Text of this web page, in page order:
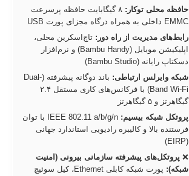
حافظه محلی توکار:
۸ گیگابایت حافظه پرسرعت
EMMC داخلی به همراه درگاه مجزای پورت USB
رابط‌های مدیریت از راه دور: تاچ‌اسکرین محلی،
اپلیکیشن موبایل (Bambu Handy) و نرم‌افزار
دسکتاپ رایانه (Bambu Studio)
شبکه وایرلس ارتباطی:
باند دوگانه پیشرفته (Dual-
Band Wi-Fi) با فرکانس‌های کاری مستقل ۲.۴
گیگاهرتز و ۵ گیگاهرتز
پروتکل شبکه بیسیم:
IEEE 802.11 a/b/g/n با توان
فرستنده بالا و کالیبره رادیویی استاندارد جهانی
(EIRP)
❌ پروتکل‌های پیشرفته سازمانی بیرونی (امنیت
شبکه):
پورت شبکه کابلی Ethernet، کیل سوئیچ